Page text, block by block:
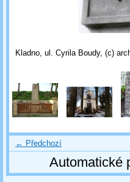
Kladno, ul. Cyrila Boudy, (c)
← Předchozí
Automatické